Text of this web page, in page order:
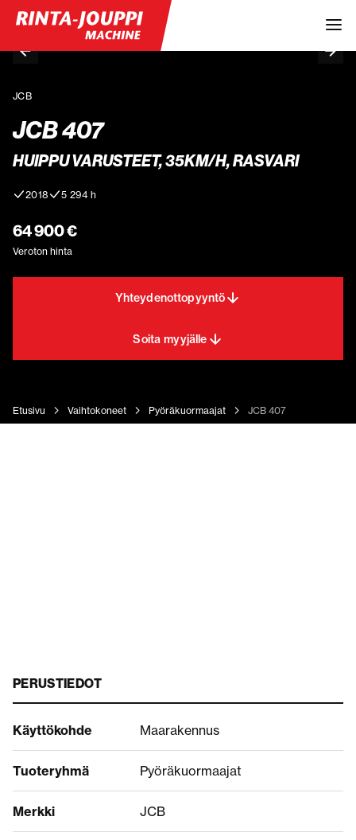
JCB
JCB 407
HUIPPU VARUSTEET, 35KM/H, RASVARI
2018 5 294 h
64 900 €
Veroton hinta
Yhteydenottopyyntö
Soita myyjälle
Etusivu Vaihtokoneet Pyöräkuormaajat JCB 407
PERUSTIEDOT
Käyttökohde Maarakennus
Tuoteryhmä Pyöräkuormaajat
Merkki JCB